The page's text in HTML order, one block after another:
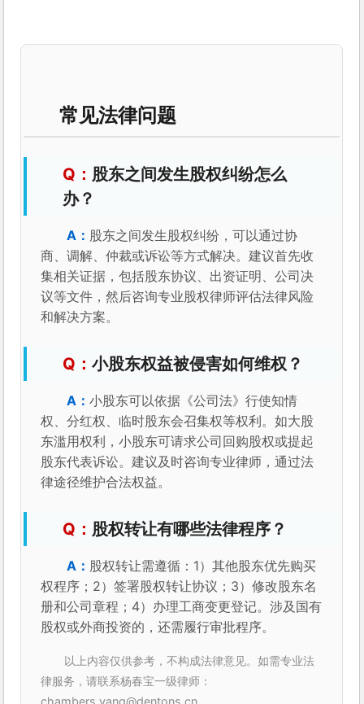
常见法律问题
股东之间发生股权纠纷怎么
办？
股东之间发生股权纠纷，可以通过协
商、调解、仲裁或诉讼等方式解决。建议首先收
集相关证据，包括股东协议、出资证明、公司决
议等文件，然后咨询专业股权律师评估法律风险
和解决方案。
小股东权益被侵害如何维权？
小股东可以依据《公司法》行使知情
权、分红权、临时股东会召集权等权利。如大股
东滥用权利，小股东可请求公司回购股权或提起
股东代表诉讼。建议及时咨询专业律师，通过法
律途径维护合法权益。
股权转让有哪些法律程序？
股权转让需遵循：1）其他股东优先购买
权程序；2）签署股权转让协议；3）修改股东名
册和公司章程；4）办理工商变更登记。涉及国有
股权或外商投资的，还需履行审批程序。
以上内容仅供参考，不构成法律意见。如需专业法
律服务，请联系杨春宝一级律师：